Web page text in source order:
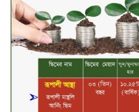
সি১০০এক্স
কণ্ঠ
দাবি,
আলোচিত
আসামি